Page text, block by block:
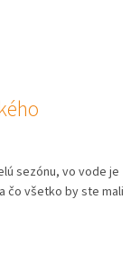
sezónu, vo vode je
čo všetko by ste mali